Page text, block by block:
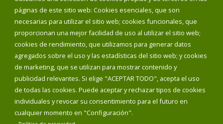
páginas de este sitio web: Cookies esenciales, que son
necesarias para utilizar el sitio web; cookies funcionales, que
proporcionan una mejor facilidad de uso al utilizar el sitio web;
cookies de rendimiento, que utilizamos para generar datos
agregados sobre el uso y las estadísticas del sitio web; y cookies
de marketing, que se utilizan para mostrar contenido y
publicidad relevantes. Si elige "ACEPTAR TODO", acepta el uso
de todas las cookies. Puede aceptar y rechazar tipos de cookies
individuales y revocar su consentimiento para el futuro en
cualquier momento en "Configuración".
Corporación Municipal
Teléfonos de interés
INICIAR SESIÓN
MAPA WEB